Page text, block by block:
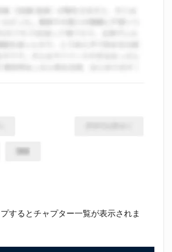
するとチャプター一覧が表示されま